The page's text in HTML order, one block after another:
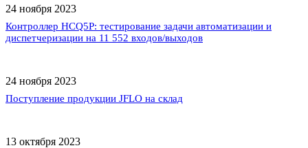
24 ноября 2023
Контроллер HCQ5P: тестирование задачи автоматизации и
диспетчеризации на 11 552 входов/выходов
24 ноября 2023
Поступление продукции JFLO на склад
13 октября 2023